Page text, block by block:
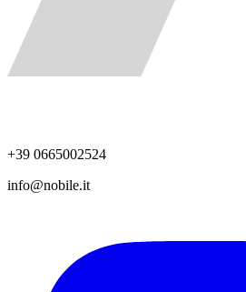
+39 0665002524
info@nobile.it